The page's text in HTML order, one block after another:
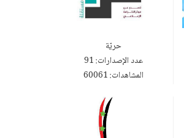
حريّة
عدد الإصدارات: 91
المشاهدات: 60061